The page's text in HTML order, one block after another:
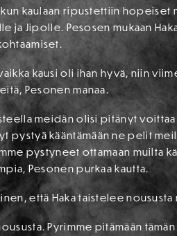
kun kaulaan ripustettiin hopeiset
ja Jipolle. Pesosen mukaan
kausi oli ihan hyvä, niin
Pesonen manaa.
meidän olisi pitänyt
pystyä kääntämään ne pelit
pystyneet ottamaan muilta
Pesonen purkaa kautta.
että Haka taistelee noususta
Pyrimme pitämään